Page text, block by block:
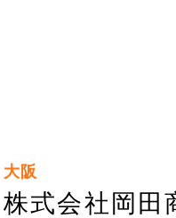
大阪
株式会社岡田